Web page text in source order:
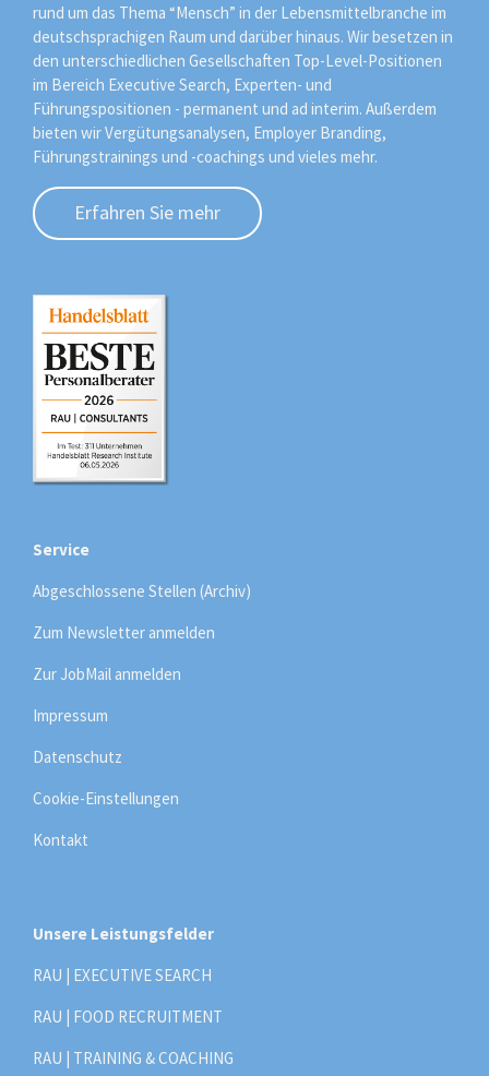
rund um das Thema “Mensch” in der Lebensmittelbranche im
deutschsprachigen Raum und darüber hinaus. Wir besetzen in
den unterschiedlichen Gesellschaften Top-Level-Positionen
im Bereich Executive Search, Experten- und
Führungspositionen - permanent und ad interim. Außerdem
bieten wir Vergütungsanalysen, Employer Branding,
Führungstrainings und -coachings und vieles mehr.
Erfahren Sie mehr
Service
Abgeschlossene Stellen (Archiv)
Zum Newsletter anmelden
Zur JobMail anmelden
Impressum
Datenschutz
Cookie-Einstellungen
Kontakt
Unsere Leistungsfelder
RAU | EXECUTIVE SEARCH
RAU | FOOD RECRUITMENT
RAU | TRAINING & COACHING